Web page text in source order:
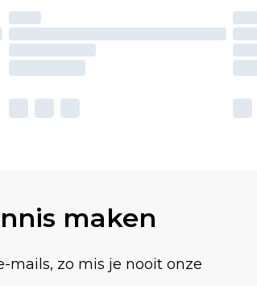
maken
mails, zo mis je nooit onze